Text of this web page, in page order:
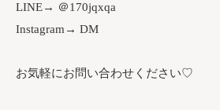
LINE→ ＠170jqxqa
Instagram→ DM
お気軽にお問い合わせください♡